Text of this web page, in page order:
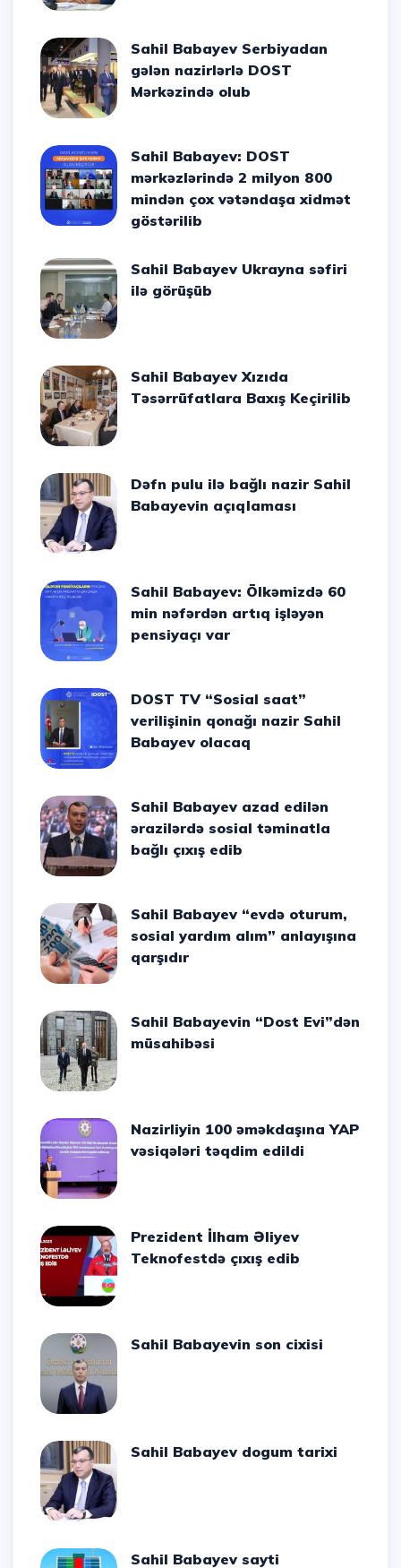
Sahil Babayev Serbiyadan
gələn nazirlərlə DOST
Mərkəzində olub
Sahil Babayev: DOST
mərkəzlərində 2 milyon 800
mindən çox vətəndaşa xidmət
göstərilib
Sahil Babayev Ukrayna səfiri
ilə görüşüb
Sahil Babayev Xızıda
Təsərrüfatlara Baxış Keçirilib
Dəfn pulu ilə bağlı nazir Sahil
Babayevin açıqlaması
Sahil Babayev: Ölkəmizdə 60
min nəfərdən artıq işləyən
pensiyaçı var
DOST TV “Sosial saat”
verilişinin qonağı nazir Sahil
Babayev olacaq
Sahil Babayev azad edilən
ərazilərdə sosial təminatla
bağlı çıxış edib
Sahil Babayev “evdə oturum,
sosial yardım alım” anlayışına
qarşıdır
Sahil Babayevin “Dost Evi”dən
müsahibəsi
Nazirliyin 100 əməkdaşına YAP
vəsiqələri təqdim edildi
Prezident İlham Əliyev
Teknofestdə çıxış edib
Sahil Babayevin son cixisi
Sahil Babayev dogum tarixi
Sahil Babayev sayti